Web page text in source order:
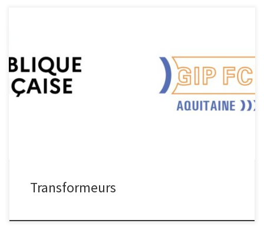
Transformeurs Transformeurs Projet d’envergure nationale porté
par l’Union des Transports Publics et Ferroviaires (UTPF),
TRANSFORMEURS a pour objectif de répondre aux besoins en
emplois et en compétences dans la filière du transport ferroviaire,
urbain et interurbain, via : La création et la transformation de
formations, La création de dispositifs innovants, […]
Transformeurs